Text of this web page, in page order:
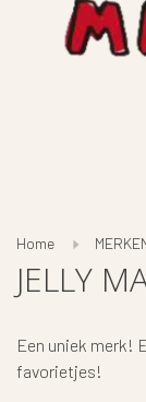
Home
JELLY
Een uniek merk!
favorietjes!